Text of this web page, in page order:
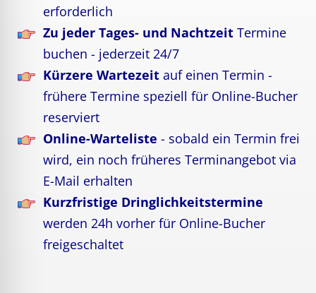
erforderlich
Zu jeder Tages- und Nachtzeit Termine
buchen - jederzeit 24/7
Kürzere Wartezeit auf einen Termin -
frühere Termine speziell für Online-Bucher
reserviert
Online-Warteliste - sobald ein Termin frei
wird, ein noch früheres Terminangebot via
E-Mail erhalten
Kurzfristige Dringlichkeitstermine
werden 24h vorher für Online-Bucher
freigeschaltet